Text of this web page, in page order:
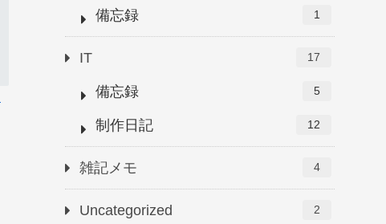
備忘録 1
IT 17
備忘録 5
制作日記 12
雑記メモ 4
Uncategorized 2